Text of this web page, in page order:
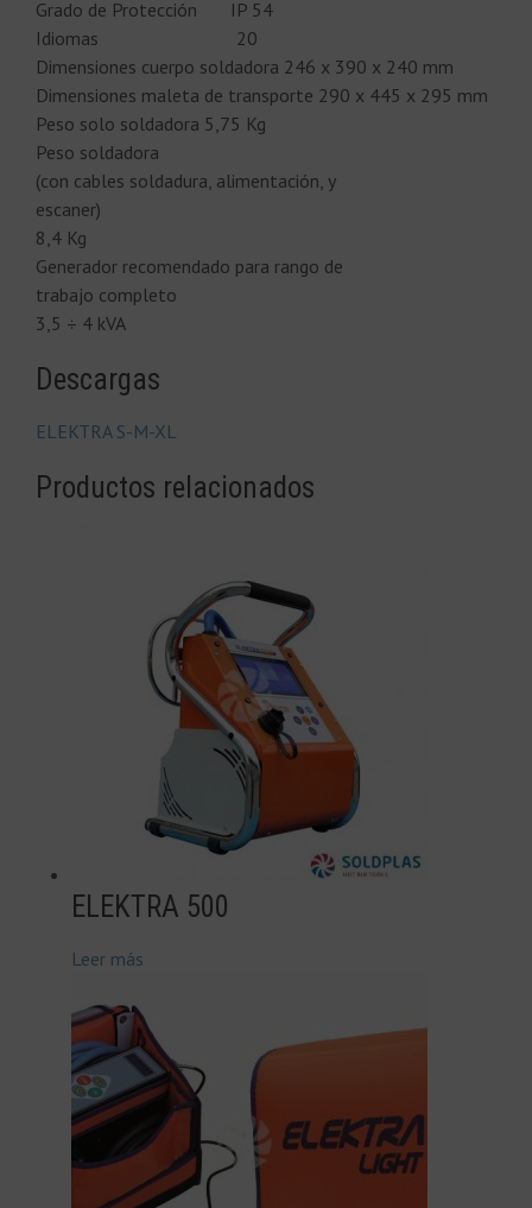
Grado de Protección IP 54
Idiomas 20
Dimensiones cuerpo soldadora 246 x 390 x 240 mm
Dimensiones maleta de transporte 290 x 445 x 295 mm
Peso solo soldadora 5,75 Kg
Peso soldadora
(con cables soldadura, alimentación, y
escaner)
8,4 Kg
Generador recomendado para rango de
trabajo completo
3,5 ÷ 4 kVA
Descargas
ELEKTRA S-M-XL
Productos relacionados
ELEKTRA 500
Leer más